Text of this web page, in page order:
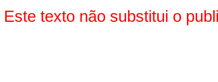
Este texto não substitui o